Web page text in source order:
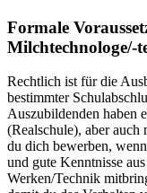
Formale
Milchtechnologe/-
Rechtlich ist für die
bestimmter
Auszubildenden haben
(Realschule), aber auch
du dich bewerben,
und gute Kenntnisse
Werken/Technik